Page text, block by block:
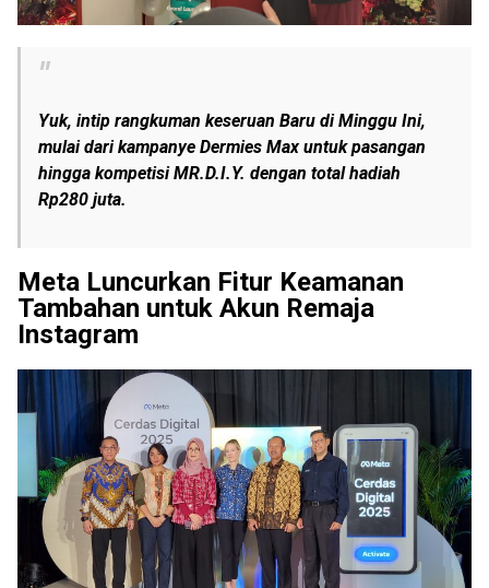
Yuk, intip rangkuman keseruan Baru di Minggu Ini,
mulai dari kampanye Dermies Max untuk pasangan
hingga kompetisi MR.D.I.Y. dengan total hadiah
Rp280 juta.
Meta Luncurkan Fitur Keamanan
Tambahan untuk Akun Remaja
Instagram